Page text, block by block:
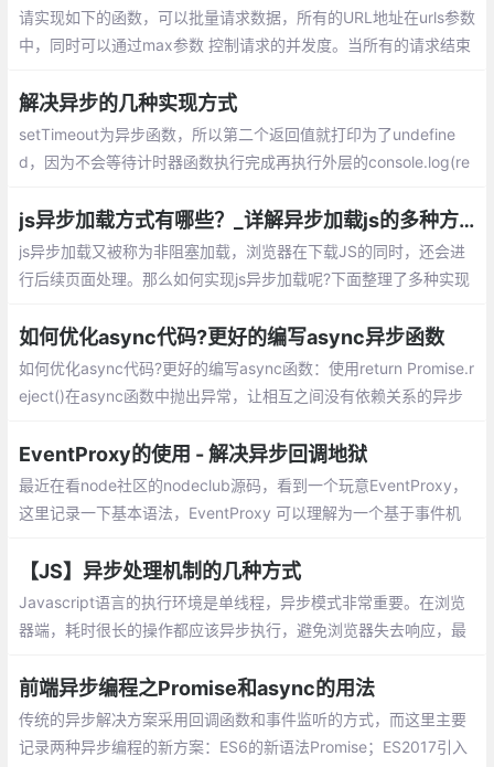
请实现如下的函数，可以批量请求数据，所有的URL地址在urls参数
中，同时可以通过max参数 控制请求的并发度。当所有的请求结束
解决异步的几种实现方式
setTimeout为异步函数，所以第二个返回值就打印为了undefine
d，因为不会等待计时器函数执行完成再执行外层的console.log(re
js异步加载方式有哪些？_详解异步加载js的多种方案
js异步加载又被称为非阻塞加载，浏览器在下载JS的同时，还会进
行后续页面处理。那么如何实现js异步加载呢?下面整理了多种实现
时的异步加载、$(document).ready()、async属性、defer属性、
es6模块type=module属性
如何优化async代码?更好的编写async异步函数
如何优化async代码?更好的编写async函数：使用return Promise.r
eject()在async函数中抛出异常，让相互之间没有依赖关系的异步
用map来代替它
EventProxy的使用 - 解决异步回调地狱
最近在看node社区的nodeclub源码，看到一个玩意EventProxy，
这里记录一下基本语法，EventProxy 可以理解为一个基于事件机
地狱问题的工具
【JS】异步处理机制的几种方式
Javascript语言的执行环境是单线程，异步模式非常重要。在浏览
器端，耗时很长的操作都应该异步执行，避免浏览器失去响应，最
前端异步编程之Promise和async的用法
传统的异步解决方案采用回调函数和事件监听的方式，而这里主要
记录两种异步编程的新方案：ES6的新语法Promise；ES2017引入